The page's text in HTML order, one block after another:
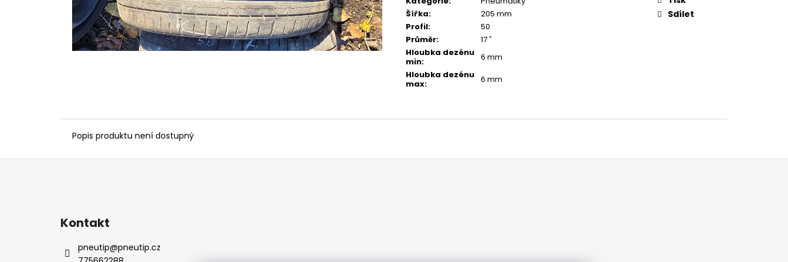
Šířka:
205 mm
Profil:
50
Průměr:
17 ″
Hloubka dezénu
min:
6 mm
Hloubka dezénu
max: 6 mm
Sdílet
Popis produktu není dostupný
Z
Kontakt
pneutip@pneutip.cz